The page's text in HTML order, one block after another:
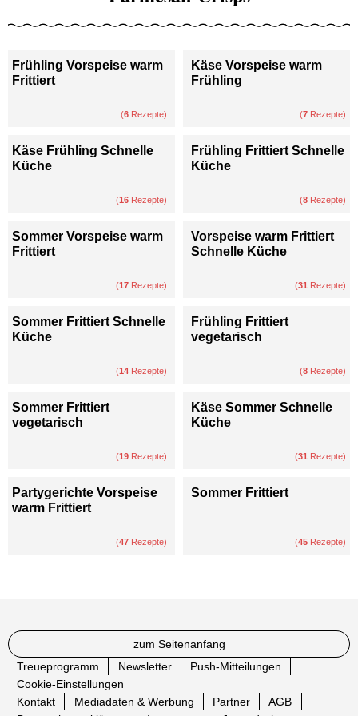
Frühling Vorspeise warm
Frittiert
(6 Rezepte)
Käse Vorspeise warm
Frühling
(7 Rezepte)
Käse Frühling Schnelle
Küche
(16 Rezepte)
Frühling Frittiert Schnelle
Küche
(8 Rezepte)
Sommer Vorspeise warm
Frittiert
(17 Rezepte)
Vorspeise warm Frittiert
Schnelle Küche
(31 Rezepte)
Sommer Frittiert Schnelle
Küche
(14 Rezepte)
Frühling Frittiert
vegetarisch
(8 Rezepte)
Sommer Frittiert
vegetarisch
(19 Rezepte)
Käse Sommer Schnelle
Küche
(31 Rezepte)
Partygerichte Vorspeise
warm Frittiert
(47 Rezepte)
Sommer Frittiert
(45 Rezepte)
zum Seitenanfang
Treueprogramm
Newsletter
Push-Mitteilungen
Cookie-Einstellungen
Kontakt
Mediadaten & Werbung Partner
AGB